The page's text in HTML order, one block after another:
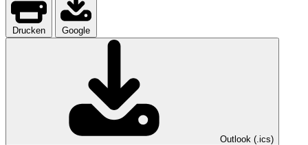
Drucken Google
Outlook (.ics)